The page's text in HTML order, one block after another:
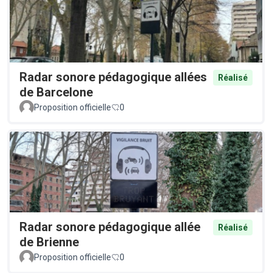
Radar sonore pédagogique allées
de Barcelone
Réalisé
Proposition officielle 0
Radar sonore pédagogique allée
de Brienne
Réalisé
Proposition officielle 0